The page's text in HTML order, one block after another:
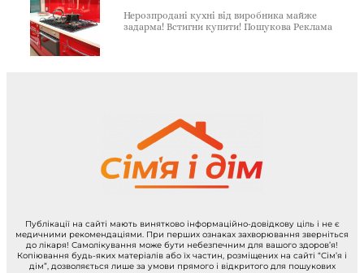
Нерозпродані кухні від виробника майже
задарма! Встигни купити! Пошукова Реклама
Публікації на сайті мають винятково інформаційно-довідкову ціль і не є
медичними рекомендаціями. При перших ознаках захворювання зверніться
до лікаря! Самолікування може бути небезпечним для вашого здоров’я!
Копіювання будь-яких матеріалів або їх частин, розміщених на сайті “Сім’я і
дім”, дозволяється лише за умови прямого і відкритого для пошукових